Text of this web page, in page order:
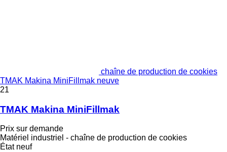
chaîne de production de cookies
TMAK Makina MiniFillmak neuve
21
TMAK Makina MiniFillmak
Prix sur demande
Matériel industriel - chaîne de production de cookies
Étatneuf